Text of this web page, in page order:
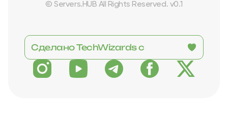
© Servers.HUB All Rights Reserved. v0.1
Сделано TechWizards с